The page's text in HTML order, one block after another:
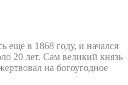
еще в 1868 году, и начался
20 лет. Сам великий князь
на богоугодное